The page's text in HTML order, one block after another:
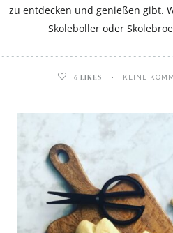
zu entdecken und genießen gibt.
Skoleboller oder
6 LIKES KEINE